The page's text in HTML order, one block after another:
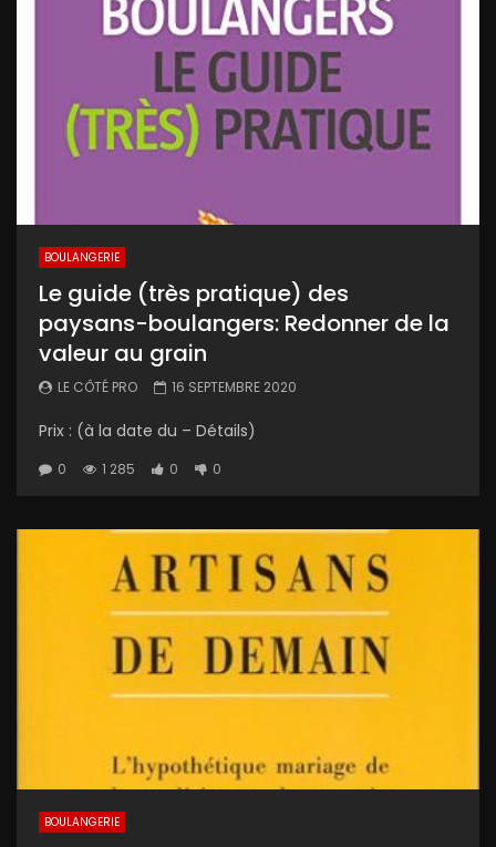
BOULANGERIE
Le guide (très pratique) des
paysans-boulangers: Redonner de la
valeur au grain
LE CÔTÉ PRO 16 SEPTEMBRE 2020
Prix : (à la date du – Détails)
0 1 285 0 0
BOULANGERIE